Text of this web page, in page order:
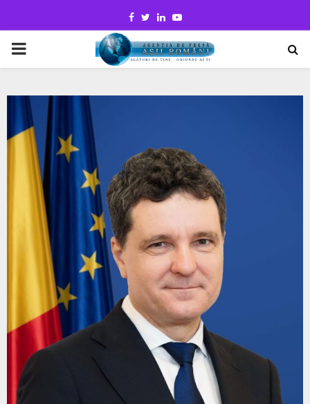
Facebook
TwitterLinkedinYoutube
PRIMARY